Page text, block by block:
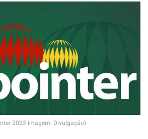
2023 imagem: Divulgação)